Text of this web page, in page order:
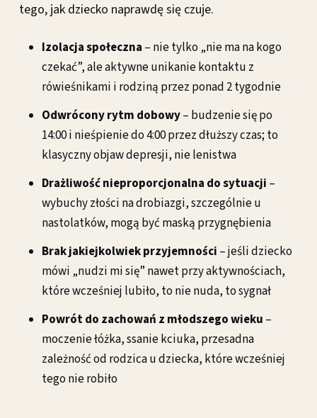
tego, jak dziecko naprawdę się czuje.
Izolacja społeczna – nie tylko „nie ma na kogo
czekać”, ale aktywne unikanie kontaktu z
rówieśnikami i rodziną przez ponad 2 tygodnie
Odwrócony rytm dobowy– budzenie się po
14:00 i nieśpienie do 4:00 przez dłuższy czas; to
klasyczny objaw depresji, nie lenistwa
Drażliwość nieproporcjonalna do sytuacji –
wybuchy złości na drobiazgi, szczególnie u
nastolatków, mogą być maską przygnębienia
Brak jakiejkolwiek przyjemności – jeśli dziecko
mówi „nudzi mi się” nawet przy aktywnościach,
które wcześniej lubiło, to nie nuda, to sygnał
Powrót do zachowań z młodszego wieku –
moczenie łóżka, ssanie kciuka, przesadna
zależność od rodzica u dziecka, które wcześniej
tego nie robiło